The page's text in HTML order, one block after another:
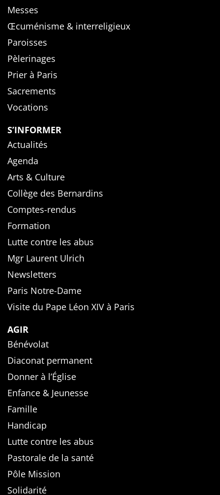
Messes
Œcuménisme & interreligieux
Paroisses
Pèlerinages
Prier à Paris
Sacrements
Vocations
S’INFORMER
Actualités
Agenda
Arts & Culture
Collège des Bernardins
Comptes-rendus
Formation
Lutte contre les abus
Mgr Laurent Ulrich
Newsletters
Paris Notre-Dame
Visite du Pape Léon XIV à Paris
AGIR
Bénévolat
Diaconat permanent
Donner à l’Église
Enfance & Jeunesse
Famille
Handicap
Lutte contre les abus
Pastorale de la santé
Pôle Mission
Solidarité